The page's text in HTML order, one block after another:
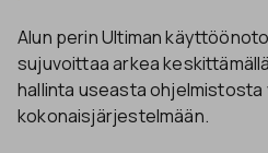
Alun perin Ultiman
sujuvoittaa arkea
hallinta useasta ohjelmistosta
kokonaisjärjestelmään.